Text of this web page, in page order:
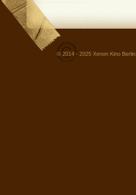
© 2014 - 2025 Xenon Kino Berlin